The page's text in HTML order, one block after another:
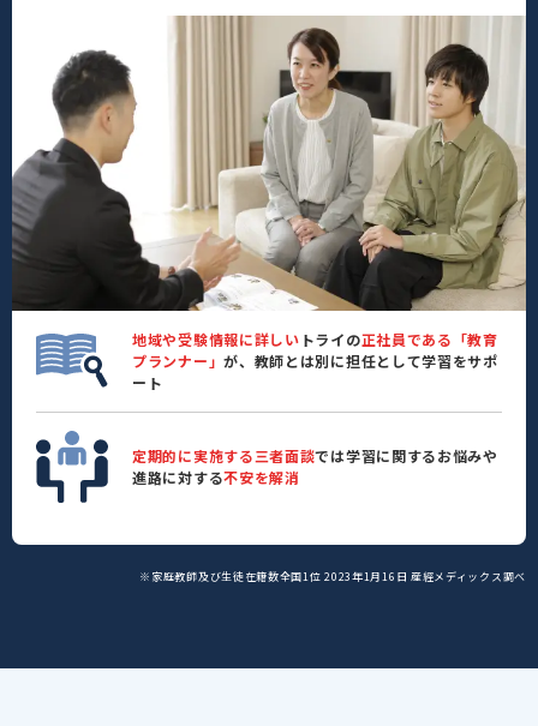
地域や受験情報に詳しい トライの正社員である「教育
プランナー」が、教師とは別に担任として学習をサポ
ート
定期的に実施する三者面談では学習に関するお悩みや
進路に対する不安を解消
※家庭教師及び生徒在籍数全国1位 2023年1月16日 産經メディックス調べ